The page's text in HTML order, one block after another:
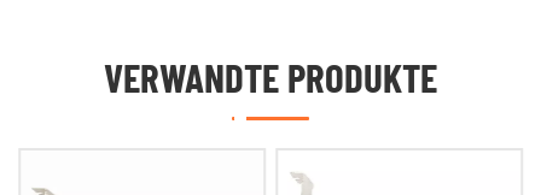
VERWANDTE PRODUKTE